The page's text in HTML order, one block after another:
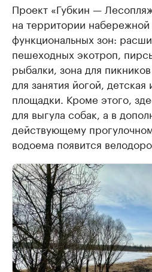
Проект «Губкин —
на территории набережной
функциональных зон:
пешеходных экотроп,
рыбалки, зона для
для занятия йогой, детская
площадки. Кроме этого,
для выгула собак, а в
действующему
водоема появится